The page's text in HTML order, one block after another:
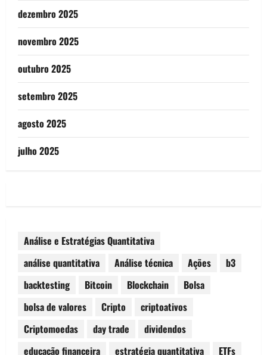
dezembro 2025
novembro 2025
outubro 2025
setembro 2025
agosto 2025
julho 2025
Análise e Estratégias Quantitativa
análise quantitativa
Análise técnica Ações
b3
backtesting
Bitcoin Blockchain
Bolsa
bolsa de valores
Cripto
criptoativos
Criptomoedas
day trade
dividendos
educação financeira
estratégia quantitativa
ETFs